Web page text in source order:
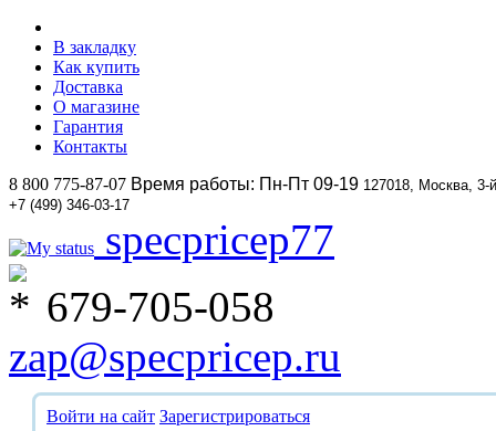
В закладку
Как купить
Доставка
О магазине
Гарантия
Контакты
8 800 775-87-07 Время работы: Пн-Пт 09-19 127018, Москва,
+7 (499) 346-03-17
specpricep77
679-705-058
zap@specpricep.ru
Войти на сайт Зарегистрироваться